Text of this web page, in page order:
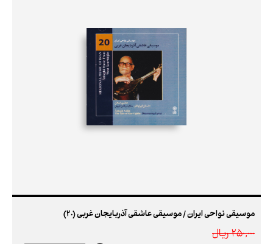
موسیقی نواحی ایران / موسیقی عاشقی آذربایجان غربی (20)
250,000 ريال